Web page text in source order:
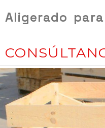
Aligerado